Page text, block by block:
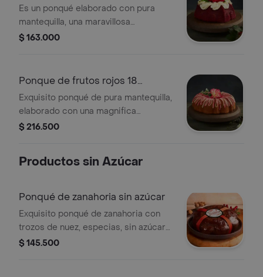
porciones
Es un ponqué elaborado con pura
mantequilla, una maravillosa
combinación de chocolate y vainilla, y
vainilla en forma de rosetones.
presentación 18 porciones: estuche
metálico( diámetro 25 cm, alto 11.4
cm)
$ 163.000
Ponque de frutos rojos 18
porciones
Exquisito ponqué de pura mantequilla,
elaborado con una magnifica
mermelada de fresa, mora, arándanos
presentación 18 porciones: estuche
$ 216.500
Productos sin Azúcar
Ponqué de zanahoria sin azúcar
Exquisito ponqué de zanahoria con
trozos de nuez, especias, sin azúcar
añadida. endulzado con maltitol. es
$ 145.500